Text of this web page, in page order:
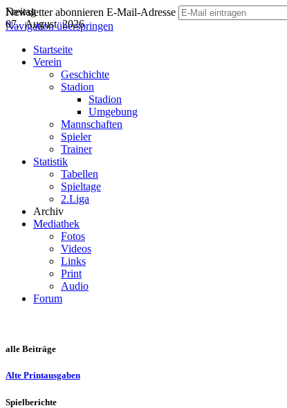
Freitag
07. August 2026
Newsletter abonnieren E-Mail-Adresse
Navigation überspringen
Startseite
Verein
Geschichte
Stadion
Stadion
Umgebung
Mannschaften
Spieler
Trainer
Statistik
Tabellen
Spieltage
2.Liga
Archiv
Mediathek
Fotos
Videos
Links
Print
Audio
Forum
alle Beiträge
Alte Printausgaben
Spielberichte